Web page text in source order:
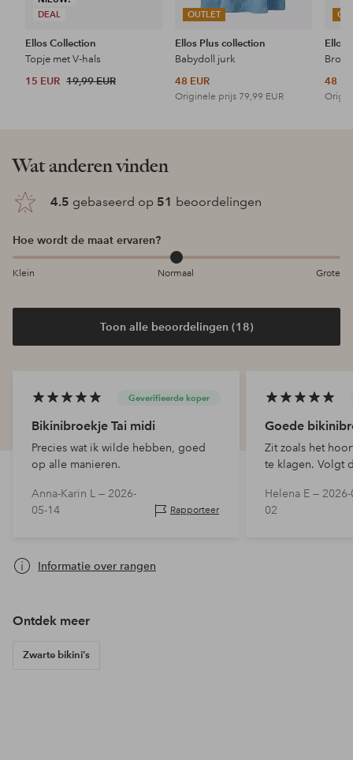
DEAL
Ellos Collection
Topje met V-hals
15 EUR 19,99 EUR
OUTLET
Ellos Plus collection
Babydoll jurk
48 EUR
Originele prijs 79,99 EUR
Ellos
48
Wat anderen vinden
4.5 gebaseerd op 51 beoordelingen
Hoe wordt de maat ervaren?
Klein Normaal Grote
Toon alle beoordelingen (18)
Geverifieerde koper
Bikinibroekje Tai midi
Precies wat ik wilde hebben, goed
op alle manieren.
Anna-Karin L — 2026-
05-14
Rapporteer
Goede
Zit zoals het
te klagen. Volgt
Helena E — 2026-
02
Informatie over rangen
Ontdek meer
Zwarte bikini’s